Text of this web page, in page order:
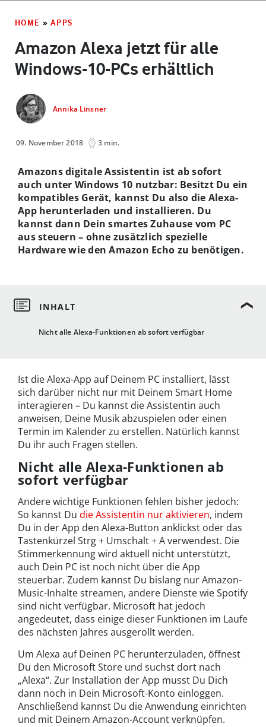
HOME » APPS
Amazon Alexa jetzt für alle
Windows-10-PCs erhältlich
Annika Linsner
09. November 2018 3 min.
Nicht alle Alexa-Funktionen ab sofort verfügbar
Amazons digitale Assistentin ist ab sofort
auch unter Windows 10 nutzbar: Besitzt Du ein
kompatibles Gerät, kannst Du also die Alexa-
App herunterladen und installieren. Du
kannst dann Dein smartes Zuhause vom PC
aus steuern – ohne zusätzlich spezielle
Hardware wie den Amazon Echo zu benötigen.
Ist die Alexa-App auf Deinem PC installiert, lässt
sich darüber nicht nur mit Deinem Smart Home
interagieren – Du kannst die Assistentin auch
anweisen, Deine Musik abzuspielen oder einen
Termin im Kalender zu erstellen. Natürlich kannst
Du ihr auch Fragen stellen.
Nicht alle Alexa-Funktionen ab
sofort verfügbar
Andere wichtige Funktionen fehlen bisher jedoch:
So kannst Du die Assistentin nur aktivieren, indem
Du in der App den Alexa-Button anklickst oder das
Tastenkürzel Strg + Umschalt + A verwendest. Die
Stimmerkennung wird aktuell nicht unterstützt,
auch Dein PC ist noch nicht über die App
steuerbar. Zudem kannst Du bislang nur Amazon-
Music-Inhalte streamen, andere Dienste wie Spotify
sind nicht verfügbar. Microsoft hat jedoch
angedeutet, dass einige dieser Funktionen im Laufe
des nächsten Jahres ausgerollt werden.
Um Alexa auf Deinen PC herunterzuladen, öffnest
Du den Microsoft Store und suchst dort nach
„Alexa“. Zur Installation der App musst Du Dich
dann noch in Dein Microsoft-Konto einloggen.
Anschließend kannst Du die Anwendung einrichten
und mit Deinem Amazon-Account verknüpfen.